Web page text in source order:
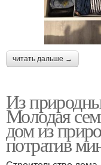
читать дальше →
Из
Молодая
дом из
потратив